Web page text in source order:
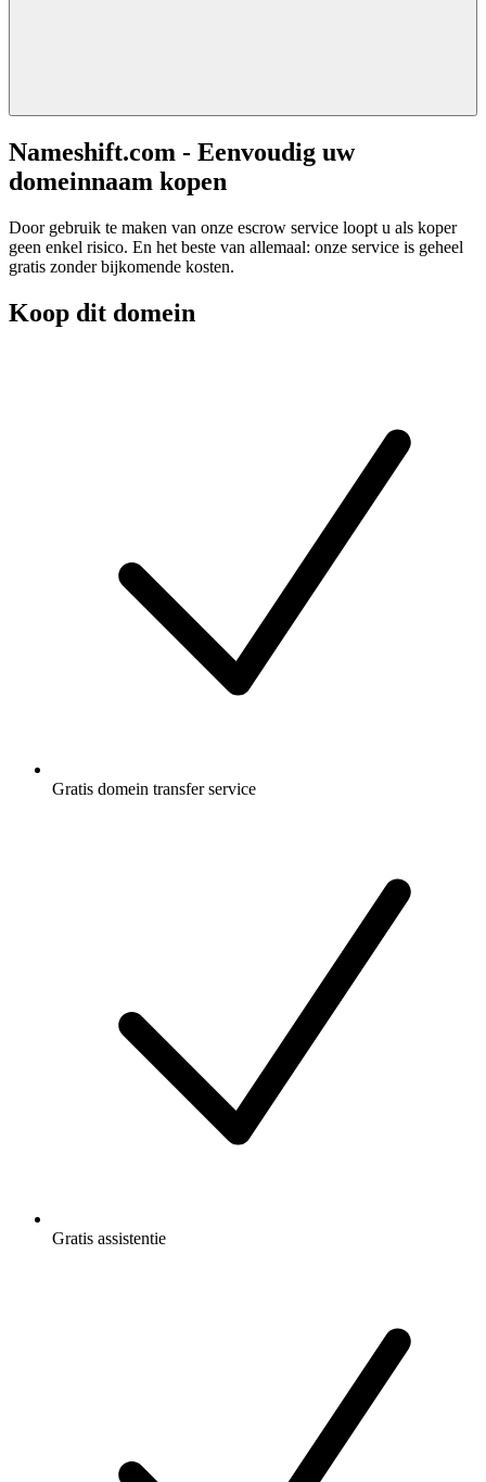
Nameshift.com - Eenvoudig uw
domeinnaam kopen
Door gebruik te maken van onze escrow service loopt u als koper
geen enkel risico. En het beste van allemaal: onze service is geheel
gratis zonder bijkomende kosten.
Koop dit domein
Gratis domein transfer service
Gratis assistentie